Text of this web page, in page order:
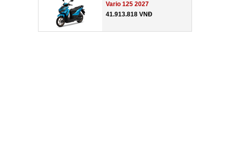
Vario 125 2027
41.913.818 VNĐ